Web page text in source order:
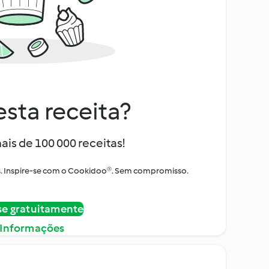
receita?
de 100 000 receitas!
Inspire-se com o Cookidoo®. Sem compromisso.
gratuitamente